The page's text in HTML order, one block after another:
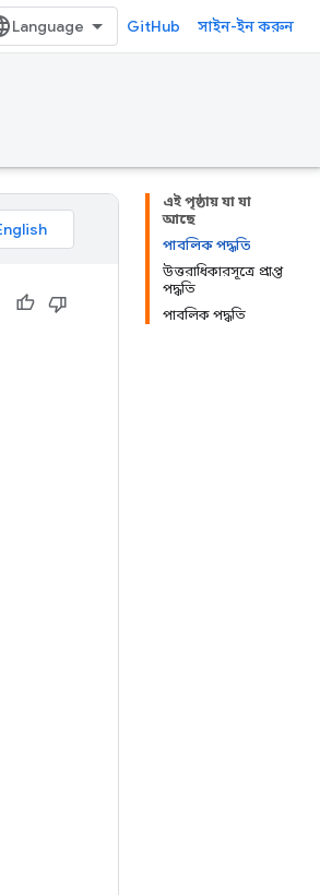
GitHub সাইন-ইন করুন
এই পৃষ্ঠায় যা যা
আছে
পাবলিক পদ্ধতি
উত্তরাধিকারসূত্রে প্রাপ্ত
পদ্ধতি
পাবলিক পদ্ধতি